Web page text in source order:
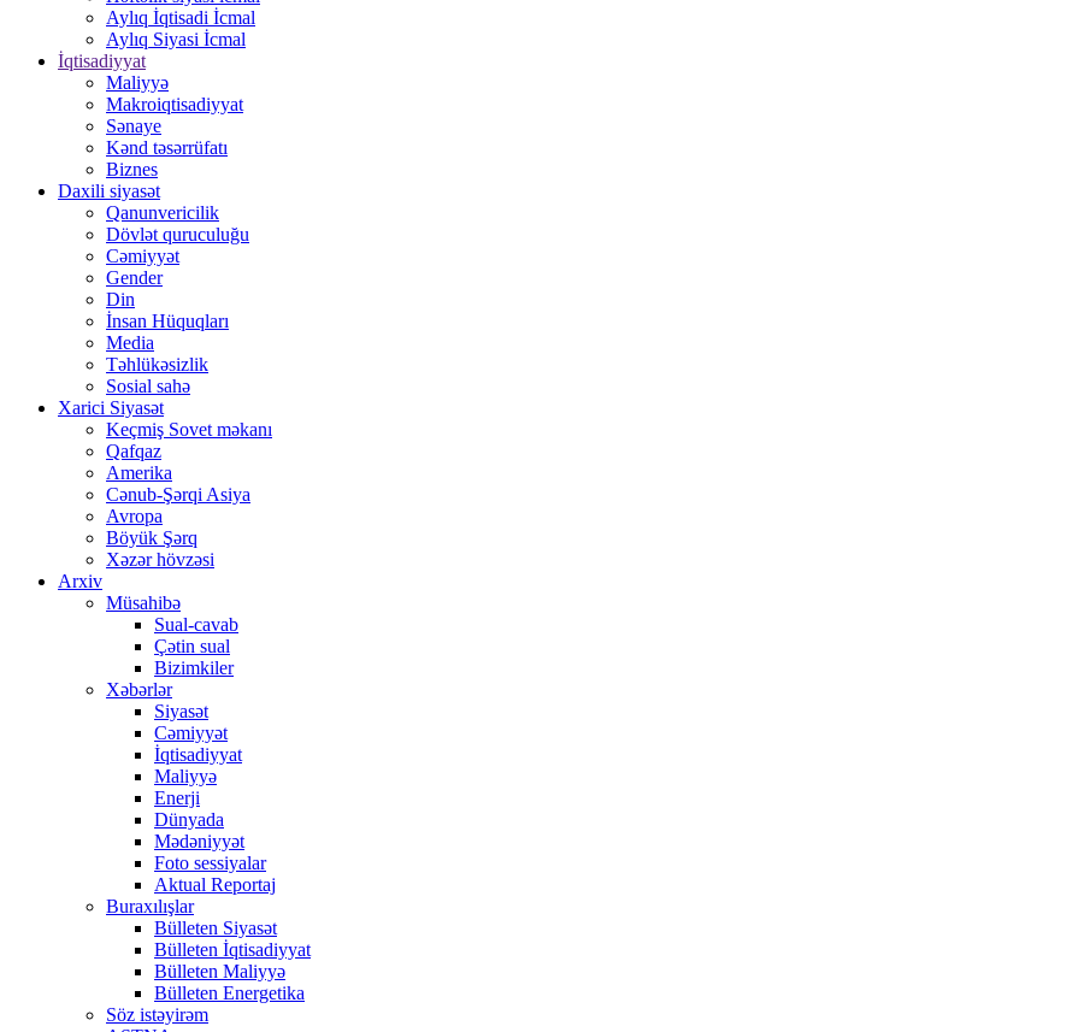
Aylıq İqtisadi İcmal
Aylıq Siyasi İcmal
İqtisadiyyat
Maliyyə
Makroiqtisadiyyat
Sənaye
Kənd təsərrüfatı
Biznes
Daxili siyasət
Qanunvericilik
Dövlət quruculuğu
Cəmiyyət
Gender
Din
İnsan Hüquqları
Media
Təhlükəsizlik
Sosial sahə
Xarici Siyasət
Keçmiş Sovet məkanı
Qafqaz
Amerika
Cənub-Şərqi Asiya
Avropa
Böyük Şərq
Xəzər hövzəsi
Arxiv
Müsahibə
Sual-cavab
Çətin sual
Bizimkiler
Xəbərlər
Siyasət
Cəmiyyət
İqtisadiyyat
Maliyyə
Enerji
Dünyada
Mədəniyyət
Foto sessiyalar
Aktual Reportaj
Buraxılışlar
Bülleten Siyasət
Bülleten İqtisadiyyat
Bülleten Maliyyə
Bülleten Energetika
Söz istəyirəm